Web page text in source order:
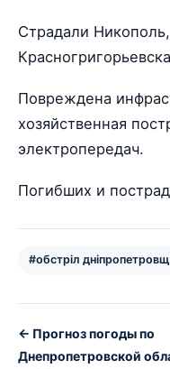
Страдали
Повреждена
хозяйственная
электропередач.
Погибших и
#обстріл
← Прогноз погоды по
Днепропетровской